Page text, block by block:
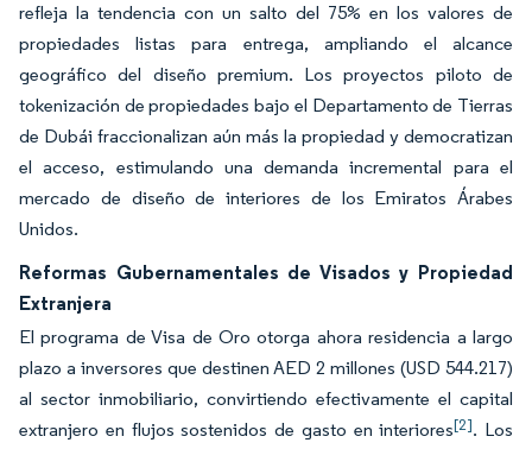
refleja la tendencia con un salto del 75% en los valores de
propiedades listas para entrega, ampliando el alcance
geográfico del diseño premium. Los proyectos piloto de
tokenización de propiedades bajo el Departamento de Tierras
de Dubái fraccionalizan aún más la propiedad y democratizan
el acceso, estimulando una demanda incremental para el
mercado de diseño de interiores de los Emiratos Árabes
Unidos.
Reformas Gubernamentales de Visados y Propiedad
Extranjera
El programa de Visa de Oro otorga ahora residencia a largo
plazo a inversores que destinen AED 2 millones (USD 544.217)
al sector inmobiliario, convirtiendo efectivamente el capital
extranjero en flujos sostenidos de gasto en interiores[2]. Los